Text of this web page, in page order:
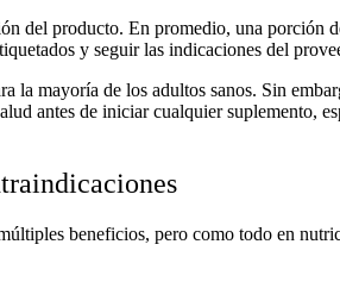
del producto. En promedio, una
y seguir las indicaciones del
la mayoría de los adultos sanos. Sin
antes de iniciar cualquier suplemento,
beneficios, pero como todo en